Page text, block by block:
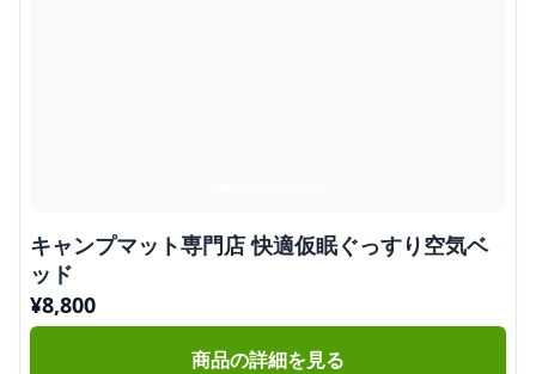
キャンプマット専門店 快適仮眠ぐっすり空気ベ
ッド
¥8,800
商品の詳細を見る